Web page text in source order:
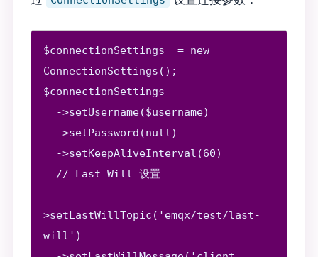
$connectionSettings  = new
ConnectionSettings();
$connectionSettings
>setLastWillTopic('emqx/test/last-
will')